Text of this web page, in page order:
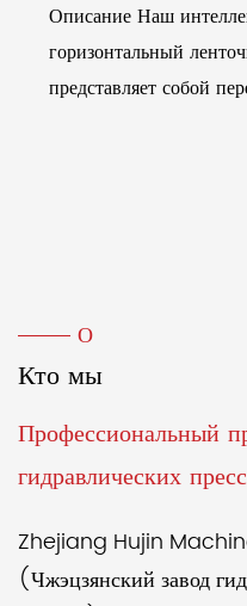
Описание Наш
горизонтальный
представляет собой
О
Кто мы
Профессиональный
гидравлических
Zhejiang Hujin
(Чжэцзянский завод